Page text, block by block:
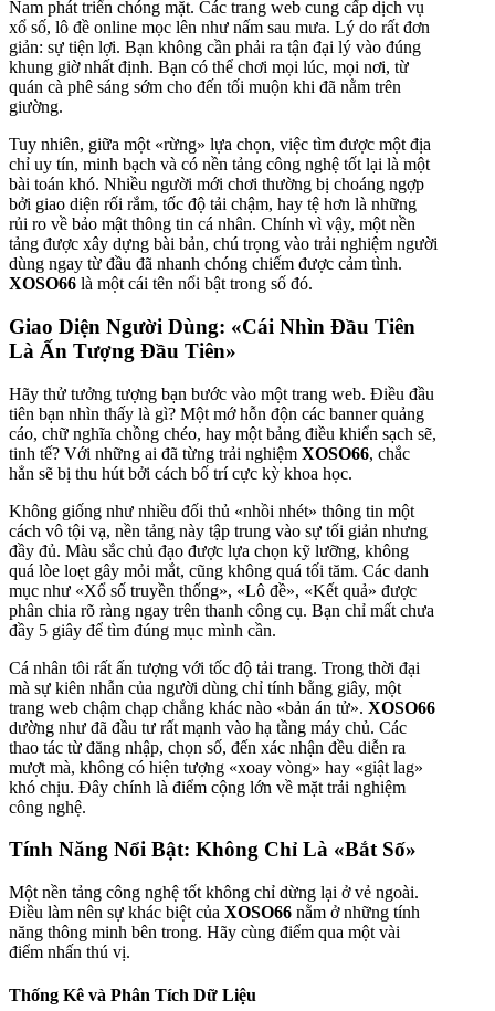
Nam phát triển chóng mặt. Các trang web cung cấp dịch vụ
xổ số, lô đề online mọc lên như nấm sau mưa. Lý do rất đơn
giản: sự tiện lợi. Bạn không cần phải ra tận đại lý vào đúng
khung giờ nhất định. Bạn có thể chơi mọi lúc, mọi nơi, từ
quán cà phê sáng sớm cho đến tối muộn khi đã nằm trên
giường.
Tuy nhiên, giữa một «rừng» lựa chọn, việc tìm được một địa
chỉ uy tín, minh bạch và có nền tảng công nghệ tốt lại là một
bài toán khó. Nhiều người mới chơi thường bị choáng ngợp
bởi giao diện rối rắm, tốc độ tải chậm, hay tệ hơn là những
rủi ro về bảo mật thông tin cá nhân. Chính vì vậy, một nền
tảng được xây dựng bài bản, chú trọng vào trải nghiệm người
dùng ngay từ đầu đã nhanh chóng chiếm được cảm tình.
XOSO66 là một cái tên nổi bật trong số đó.
Giao Diện Người Dùng: «Cái Nhìn Đầu Tiên
Là Ấn Tượng Đầu Tiên»
Hãy thử tưởng tượng bạn bước vào một trang web. Điều đầu
tiên bạn nhìn thấy là gì? Một mớ hỗn độn các banner quảng
cáo, chữ nghĩa chồng chéo, hay một bảng điều khiển sạch sẽ,
tinh tế? Với những ai đã từng trải nghiệm XOSO66, chắc
hẳn sẽ bị thu hút bởi cách bố trí cực kỳ khoa học.
Không giống như nhiều đối thủ «nhồi nhét» thông tin một
cách vô tội vạ, nền tảng này tập trung vào sự tối giản nhưng
đầy đủ. Màu sắc chủ đạo được lựa chọn kỹ lưỡng, không
quá lòe loẹt gây mỏi mắt, cũng không quá tối tăm. Các danh
mục như «Xổ số truyền thống», «Lô đề», «Kết quả» được
phân chia rõ ràng ngay trên thanh công cụ. Bạn chỉ mất chưa
đầy 5 giây để tìm đúng mục mình cần.
Cá nhân tôi rất ấn tượng với tốc độ tải trang. Trong thời đại
mà sự kiên nhẫn của người dùng chỉ tính bằng giây, một
trang web chậm chạp chẳng khác nào «bản án tử». XOSO66
dường như đã đầu tư rất mạnh vào hạ tầng máy chủ. Các
thao tác từ đăng nhập, chọn số, đến xác nhận đều diễn ra
mượt mà, không có hiện tượng «xoay vòng» hay «giật lag»
khó chịu. Đây chính là điểm cộng lớn về mặt trải nghiệm
công nghệ.
Tính Năng Nổi Bật: Không Chỉ Là «Bắt Số»
Một nền tảng công nghệ tốt không chỉ dừng lại ở vẻ ngoài.
Điều làm nên sự khác biệt của XOSO66 nằm ở những tính
năng thông minh bên trong. Hãy cùng điểm qua một vài
điểm nhấn thú vị.
Thống Kê và Phân Tích Dữ Liệu